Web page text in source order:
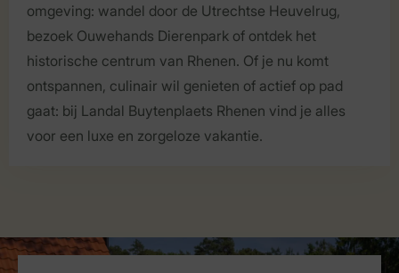
omgeving: wandel door de Utrechtse Heuvelrug,
bezoek Ouwehands Dierenpark of ontdek het
historische centrum van Rhenen. Of je nu komt
ontspannen, culinair wil genieten of actief op pad
gaat: bij Landal Buytenplaets Rhenen vind je alles
voor een luxe en zorgeloze vakantie.